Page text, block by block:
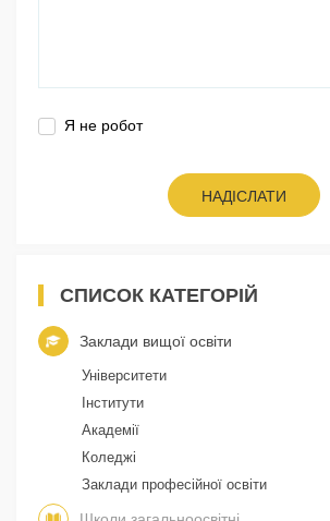
Я не робот
НАДІСЛАТИ
СПИСОК КАТЕГОРІЙ
Заклади вищої освіти
Університети
Інститути
Академії
Коледжі
Заклади професійної освіти